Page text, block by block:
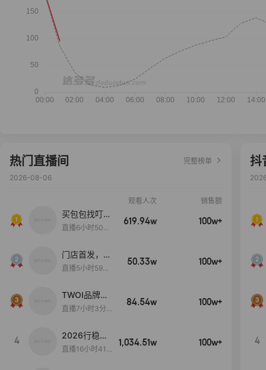
热门直播间
完整榜单
2026-08-06
观看人次 销售额
买包包找叮
当,一折购！
直播6小时50分
619.94w 100w+
门店首发，秋
款大上新！！
直播5小时59分
50.33w 100w+
TWOI品牌直
播间新款上
直播7小时3分5
84.54w 100w+
4
2026行稳致
远
直播16小时41
1,034.51w 100w+
抖
4